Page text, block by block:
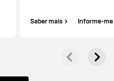
Saber mais Informe-me